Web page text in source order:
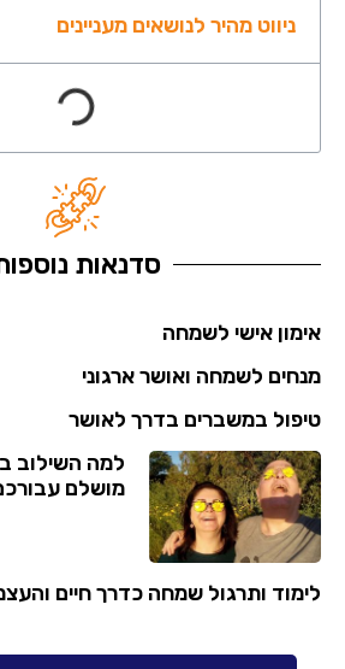
ניווט מהיר לנושאים מעניינים
סדנאות
אימון אישי לשמחה
מנחים לשמחה ואושר ארגוני
טיפול במשברים בדרך לאושר
למה השילוב
מושלם
לימוד ותרגול שמחה כדרך חיים